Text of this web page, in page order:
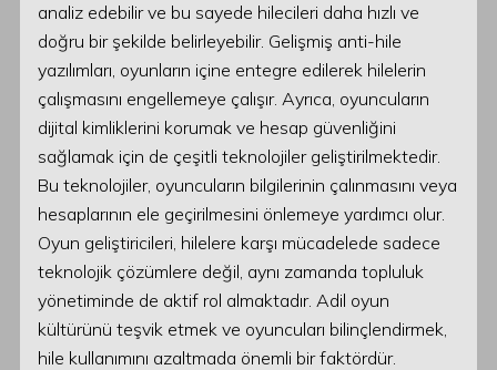
analiz edebilir ve bu sayede hilecileri daha hızlı ve
doğru bir şekilde belirleyebilir. Gelişmiş anti-hile
yazılımları, oyunların içine entegre edilerek hilelerin
çalışmasını engellemeye çalışır. Ayrıca, oyuncuların
dijital kimliklerini korumak ve hesap güvenliğini
sağlamak için de çeşitli teknolojiler geliştirilmektedir.
Bu teknolojiler, oyuncuların bilgilerinin çalınmasını veya
hesaplarının ele geçirilmesini önlemeye yardımcı olur.
Oyun geliştiricileri, hilelere karşı mücadelede sadece
teknolojik çözümlere değil, aynı zamanda topluluk
yönetiminde de aktif rol almaktadır. Adil oyun
kültürünü teşvik etmek ve oyuncuları bilinçlendirmek,
hile kullanımını azaltmada önemli bir faktördür.